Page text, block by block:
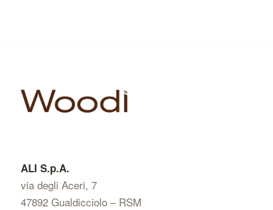
ALI S.p.A.
via degli Aceri, 7
47892 Gualdicciolo – RSM